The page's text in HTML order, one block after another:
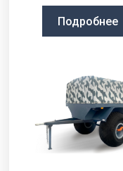
Подробнее